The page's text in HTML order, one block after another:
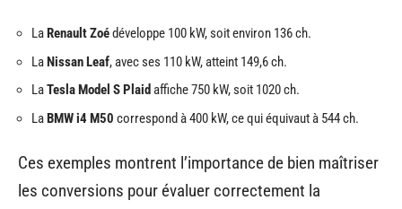
LaRenault Zoédéveloppe 100 kW, soit environ 136 ch.
LaNissan Leaf, avec ses 110 kW, atteint 149,6 ch.
LaTesla Model S Plaid affiche 750 kW, soit 1020 ch.
LaBMW i4 M50 correspond à 400 kW, ce qui équivaut à 544 ch.
Ces exemples montrent l’importance de bien maîtriser
les conversions pour évaluer correctement la